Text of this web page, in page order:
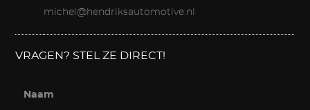
michel@hendriksautomotive.nl
VRAGEN? STEL ZE DIRECT!